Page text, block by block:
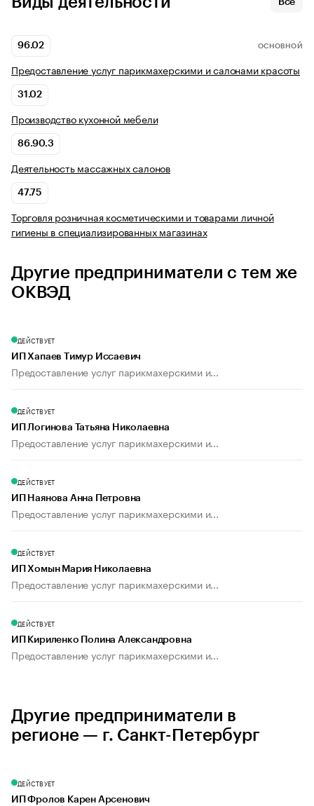
Все
96.02 ОСНОВНОЙ
Предоставление услуг парикмахерскими и салонами красоты
31.02
Производство кухонной мебели
86.90.3
Деятельность массажных салонов
47.75
Торговля розничная косметическими и товарами личной
гигиены в специализированных магазинах
Другие предприниматели с тем же
ОКВЭД
ДЕЙСТВУЕТ
ИП Хапаев Тимур Иссаевич
Предоставление услуг парикмахерскими и...
ДЕЙСТВУЕТ
ИП Логинова Татьяна Николаевна
Предоставление услуг парикмахерскими и...
ДЕЙСТВУЕТ
ИП Наянова Анна Петровна
Предоставление услуг парикмахерскими и...
ДЕЙСТВУЕТ
ИП Хомын Мария Николаевна
Предоставление услуг парикмахерскими и...
ДЕЙСТВУЕТ
ИП Кириленко Полина Александровна
Предоставление услуг парикмахерскими и...
Другие предприниматели в
регионе — г. Санкт-Петербург
ДЕЙСТВУЕТ
ИП Фролов Карен Арсенович